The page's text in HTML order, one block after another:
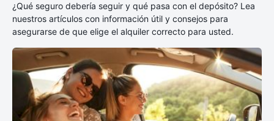
¿Qué seguro debería seguir y qué pasa con el depósito? Lea
nuestros artículos con información útil y consejos para
asegurarse de que elige el alquiler correcto para usted.